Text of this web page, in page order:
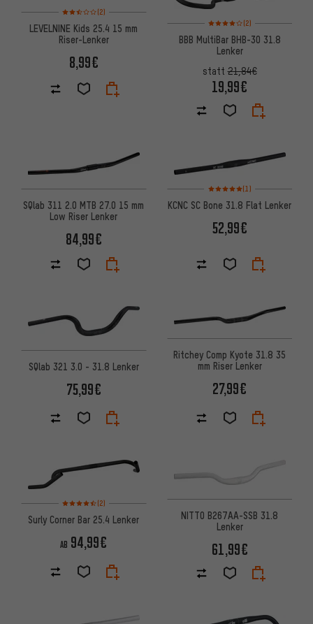
Bewertungen: 2,5 von 5 basierend auf 2 Bewertungen
(2)
LEVELNINE Kids 25.4 15 mm
Riser-Lenker
8,99€
Bewertungen: 4 von 5
(2)
BBB MultiBar BHB-30 31.8
Lenker
statt21,84€
19,99€
SQlab 311 2.0 MTB 27.0 15 mm
Low Riser Lenker
84,99€
Bewertungen: 5 von 5
(1)
KCNC SC Bone 31.8 Flat Lenker
52,99€
SQlab 321 3.0 - 31.8 Lenker
75,99€
Ritchey Comp Kyote 31.8 35
mm Riser Lenker
27,99€
Bewertungen: 4,5 von 5 basierend auf 2 Bewertungen
(2)
Surly Corner Bar 25.4 Lenker
AB 94,99€
NITTO B267AA-SSB 31.8
Lenker
61,99€